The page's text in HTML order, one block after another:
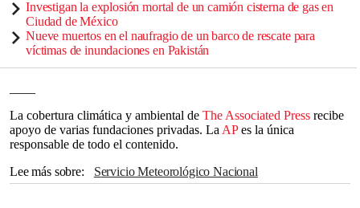
Investigan la explosión mortal de un camión cisterna de gas en
Ciudad de México
Nueve muertos en el naufragio de un barco de rescate para
víctimas de inundaciones en Pakistán
La cobertura climática y ambiental de The Associated Press recibe
apoyo de varias fundaciones privadas. La APes la única
responsable de todo el contenido.
Lee más sobre
Servicio Meteorológico Nacional